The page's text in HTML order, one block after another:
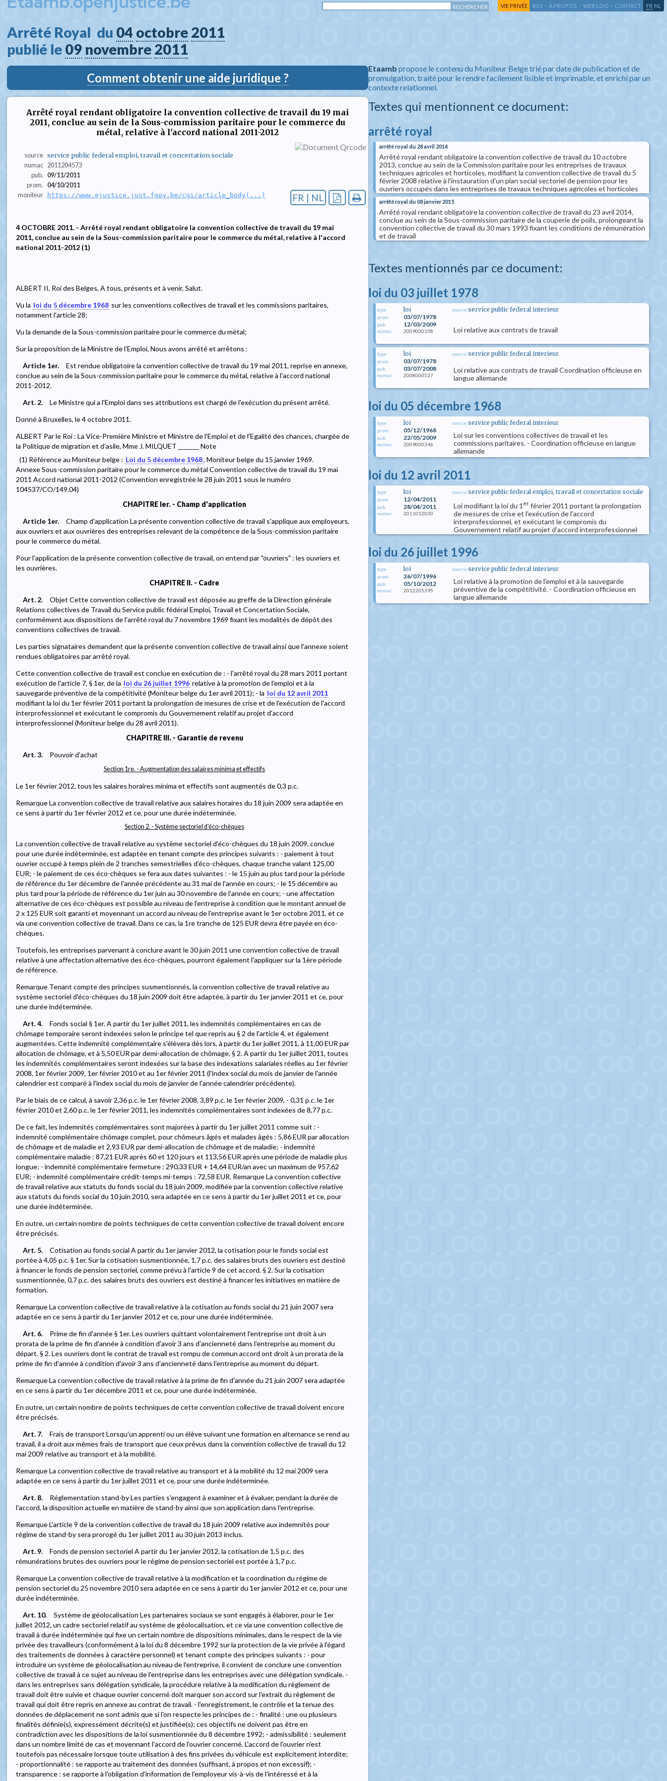
VIE PRIVÉE RSS - A PROPOS - WEB LOG - CONTACT FR NL
Arrêté Royal  du 04 octobre 2011
publié le 09 novembre 2011
Comment obtenir une aide juridique ?
Arrêté royal rendant obligatoire la convention collective de travail du 19 mai
2011, conclue au sein de la Sous-commission paritaire pour le commerce du
métal, relative à l'accord national 2011-2012
source service public federal emploi, travail et concertation sociale
numac 2011204573
pub.
09/11/2011
prom.
04/10/2011
moniteur
https://www.ejustice.just.fgov.be/cgi/article_body(...) FR | NL
4 OCTOBRE 2011. - Arrêté royal rendant obligatoire la convention collective de travail du 19 mai
2011, conclue au sein de la Sous-commission paritaire pour le commerce du métal, relative à l'accord
national 2011-2012 (1)
ALBERT II, Roi des Belges, A tous, présents et à venir, Salut.
Vu la loi du 5 décembre 1968 sur les conventions collectives de travail et les commissions paritaires,
notamment l'article 28;
Vu la demande de la Sous-commission paritaire pour le commerce du métal;
Sur la proposition de la Ministre de l'Emploi, Nous avons arrêté et arrêtons :
Article 1er.
Est rendue obligatoire la convention collective de travail du 19 mai 2011, reprise en annexe,
conclue au sein de la Sous-commission paritaire pour le commerce du métal, relative à l'accord national
2011-2012.
Art. 2.
Le Ministre qui a l'Emploi dans ses attributions est chargé de l'exécution du présent arrêté.
Donné à Bruxelles, le 4 octobre 2011.
ALBERT Par le Roi : La Vice-Première Ministre et Ministre de l'Emploi et de l'Egalité des chances, chargée de
la Politique de migration et d'asile, Mme J. MILQUET _______ Note
(1) Référence au Moniteur belge : Loi du 5 décembre 1968, Moniteur belge du 15 janvier 1969.
Annexe Sous-commission paritaire pour le commerce du métal Convention collective de travail du 19 mai
2011 Accord national 2011-2012 (Convention enregistrée le 28 juin 2011 sous le numéro
104537/CO/149.04)
CHAPITRE Ier. - Champ d'application
Article 1er.
Champ d'application La présente convention collective de travail s'applique aux employeurs,
aux ouvriers et aux ouvrières des entreprises relevant de la compétence de la Sous-commission paritaire
pour le commerce du métal.
Pour l'application de la présente convention collective de travail, on entend par "ouvriers" : les ouvriers et
les ouvrières.
CHAPITRE II. - Cadre
Art. 2.
Objet Cette convention collective de travail est déposée au greffe de la Direction générale
Relations collectives de Travail du Service public fédéral Emploi, Travail et Concertation Sociale,
conformément aux dispositions de l'arrêté royal du 7 novembre 1969 fixant les modalités de dépôt des
conventions collectives de travail.
Les parties signataires demandent que la présente convention collective de travail ainsi que l'annexe soient
rendues obligatoires par arrêté royal.
Cette convention collective de travail est conclue en exécution de : - l'arrêté royal du 28 mars 2011 portant
exécution de l'article 7, § 1er, de la loi du 26 juillet 1996 relative à la promotion de l'emploi et à la
sauvegarde préventive de la compétitivité (Moniteur belge du 1er avril 2011); - la loi du 12 avril 2011
modifiant la loi du 1er février 2011 portant la prolongation de mesures de crise et de l'exécution de l'accord
interprofessionnel et exécutant le compromis du Gouvernement relatif au projet d'accord
interprofessionnel (Moniteur belge du 28 avril 2011).
CHAPITRE III. - Garantie de revenu
Art. 3.
Pouvoir d'achat
Section 1re. - Augmentation des salaires minima et effectifs
Le 1er février 2012, tous les salaires horaires minima et effectifs sont augmentés de 0,3 p.c.
Remarque La convention collective de travail relative aux salaires horaires du 18 juin 2009 sera adaptée en
ce sens à partir du 1er février 2012 et ce, pour une durée indéterminée.
Section 2. - Système sectoriel d'éco-chèques
La convention collective de travail relative au système sectoriel d'éco-chèques du 18 juin 2009, conclue
pour une durée indéterminée, est adaptée en tenant compte des principes suivants : - paiement à tout
ouvrier occupé à temps plein de 2 tranches semestrielles d'éco-chèques, chaque tranche valant 125,00
EUR; - le paiement de ces éco-chèques se fera aux dates suivantes : - le 15 juin au plus tard pour la période
de référence du 1er décembre de l'année précédente au 31 mai de l'année en cours; - le 15 décembre au
plus tard pour la période de référence du 1er juin au 30 novembre de l'année en cours; - une affectation
alternative de ces éco-chèques est possible au niveau de l'entreprise à condition que le montant annuel de
2 x 125 EUR soit garanti et moyennant un accord au niveau de l'entreprise avant le 1er octobre 2011, et ce
via une convention collective de travail. Dans ce cas, la 1re tranche de 125 EUR devra être payée en éco-
chèques.
Toutefois, les entreprises parvenant à conclure avant le 30 juin 2011 une convention collective de travail
relative à une affectation alternative des éco-chèques, pourront également l'appliquer sur la 1ère période
de référence.
Remarque Tenant compte des principes susmentionnés, la convention collective de travail relative au
système sectoriel d'éco-chèques du 18 juin 2009 doit être adaptée, à partir du 1er janvier 2011 et ce, pour
une durée indéterminée.
Art. 4.
Fonds social § 1er. A partir du 1er juillet 2011, les indemnités complémentaires en cas de
chômage temporaire seront indexées selon le principe tel que repris au § 2 de l'article 4, et également
augmentées. Cette indemnité complémentaire s'élèvera dès lors, à partir du 1er juillet 2011, à 11,00 EUR par
allocation de chômage, et à 5,50 EUR par demi-allocation de chômage. § 2. A partir du 1er juillet 2011, toutes
les indemnités complémentaires seront indexées sur la base des indexations salariales réelles au 1er février
2008, 1er février 2009, 1er février 2010 et au 1er février 2011 (l'index social du mois de janvier de l'année
calendrier est comparé à l'index social du mois de janvier de l'année calendrier précédente).
Par le biais de ce calcul, à savoir 2,36 p.c. le 1er février 2008, 3,89 p.c. le 1er février 2009, - 0,31 p.c. le 1er
février 2010 et 2,60 p.c. le 1er février 2011, les indemnités complémentaires sont indexées de 8,77 p.c.
De ce fait, les indemnités complémentaires sont majorées à partir du 1er juillet 2011 comme suit : -
indemnité complémentaire chômage complet, pour chômeurs âgés et malades âgés : 5,86 EUR par allocation
de chômage et de maladie et 2,93 EUR par demi-allocation de chômage et de maladie; - indemnité
complémentaire maladie : 87,21 EUR après 60 et 120 jours et 113,56 EUR après une période de maladie plus
longue; - indemnité complémentaire fermeture : 290,33 EUR + 14,64 EUR/an avec un maximum de 957,62
EUR; - indemnité complémentaire crédit-temps mi-temps : 72,58 EUR. Remarque La convention collective
de travail relative aux statuts du fonds social du 18 juin 2009, modifiée par la convention collective relative
aux statuts du fonds social du 10 juin 2010, sera adaptée en ce sens à partir du 1er juillet 2011 et ce, pour
une durée indéterminée.
En outre, un certain nombre de points techniques de cette convention collective de travail doivent encore
être précisés.
Art. 5.
Cotisation au fonds social A partir du 1er janvier 2012, la cotisation pour le fonds social est
portée à 4,05 p.c. § 1er. Sur la cotisation susmentionnée, 1,7 p.c. des salaires bruts des ouvriers est destiné
à financer le fonds de pension sectoriel, comme prévu à l'article 9 de cet accord. § 2. Sur la cotisation
susmentionnée, 0,7 p.c. des salaires bruts des ouvriers est destiné à financer les initiatives en matière de
formation.
Remarque La convention collective de travail relative à la cotisation au fonds social du 21 juin 2007 sera
adaptée en ce sens à partir du 1er janvier 2012 et ce, pour une durée indéterminée.
Art. 6.
Prime de fin d'année § 1er. Les ouvriers quittant volontairement l'entreprise ont droit à un
prorata de la prime de fin d'année à condition d'avoir 3 ans d'ancienneté dans l'entreprise au moment du
départ. § 2. Les ouvriers dont le contrat de travail est rompu de commun accord ont droit à un prorata de la
prime de fin d'année à condition d'avoir 3 ans d'ancienneté dans l'entreprise au moment du départ.
Remarque La convention collective de travail relative à la prime de fin d'année du 21 juin 2007 sera adaptée
en ce sens à partir du 1er décembre 2011 et ce, pour une durée indéterminée.
En outre, un certain nombre de points techniques de cette convention collective de travail doivent encore
être précisés.
Art. 7.
Frais de transport Lorsqu'un apprenti ou un élève suivant une formation en alternance se rend au
travail, il a droit aux mêmes frais de transport que ceux prévus dans la convention collective de travail du 12
mai 2009 relative au transport et à la mobilité.
Remarque La convention collective de travail relative au transport et à la mobilité du 12 mai 2009 sera
adaptée en ce sens à partir du 1er juillet 2011 et ce, pour une durée indéterminée.
Art. 8.
Réglementation stand-by Les parties s'engagent à examiner et à évaluer, pendant la durée de
l'accord, la disposition actuelle en matière de stand-by ainsi que son application dans l'entreprise.
Remarque L'article 9 de la convention collective de travail du 18 juin 2009 relative aux indemnités pour
régime de stand-by sera prorogé du 1er juillet 2011 au 30 juin 2013 inclus.
Art. 9.
Fonds de pension sectoriel A partir du 1er janvier 2012, la cotisation de 1,5 p.c. des
rémunérations brutes des ouvriers pour le régime de pension sectoriel est portée à 1,7 p.c.
Remarque La convention collective de travail relative à la modification et la coordination du régime de
pension sectoriel du 25 novembre 2010 sera adaptée en ce sens à partir du 1er janvier 2012 et ce, pour une
durée indéterminée.
Art. 10.
Système de géolocalisation Les partenaires sociaux se sont engagés à élaborer, pour le 1er
juillet 2012, un cadre sectoriel relatif au système de géolocalisation, et ce via une convention collective de
travail à durée indéterminée qui fixe un certain nombre de dispositions minimales, dans le respect de la vie
privée des travailleurs (conformément à la loi du 8 décembre 1992 sur la protection de la vie privée à l'égard
des traitements de données à caractère personnel) et tenant compte des principes suivants : - pour
introduire un système de géolocalisation au niveau de l'entreprise, il convient de conclure une convention
collective de travail à ce sujet au niveau de l'entreprise dans les entreprises avec une délégation syndicale. -
dans les entreprises sans délégation syndicale, la procédure relative à la modification du règlement de
travail doit être suivie et chaque ouvrier concerné doit marquer son accord sur l'extrait du règlement de
travail qui doit être repris en annexe au contrat de travail. - l'enregistrement, le contrôle et la tenue des
données de déplacement ne sont admis que si l'on respecte les principes de : - finalité : une ou plusieurs
finalités définie(s), expressément décrite(s) et justifiée(s); ces objectifs ne doivent pas être en
contradiction avec les dispositions de la loi susmentionnée du 8 décembre 1992; - admissibilité : seulement
dans un nombre limité de cas et moyennant l'accord de l'ouvrier concerné. L'accord de l'ouvrier n'est
toutefois pas nécessaire lorsque toute utilisation à des fins privées du véhicule est explicitement interdite;
- proportionnalité : se rapporte au traitement des données (suffisant, à propos et non excessif); -
transparence : se rapporte à l'obligation d'information de l'employeur vis-à-vis de l'intéressé et à la
Etaamb propose le contenu du Moniteur Belge trié par date de publication et de
promulgation, traité pour le rendre facilement lisible et imprimable, et enrichi par un
contexte relationnel.
Textes qui mentionnent ce document:
arrêté royal
arrêté royal du 28 avril 2014
Arrêté royal rendant obligatoire la convention collective de travail du 10 octobre
2013, conclue au sein de la Commission paritaire pour les entreprises de travaux
techniques agricoles et horticoles, modifiant la convention collective de travail du 5
février 2008 relative à l'instauration d'un plan social sectoriel de pension pour les
ouvriers occupés dans les entreprises de travaux techniques agricoles et horticoles
arrêté royal du 08 janvier 2015
Arrêté royal rendant obligatoire la convention collective de travail du 23 avril 2014,
conclue au sein de la Sous-commission paritaire de la couperie de poils, prolongeant la
convention collective de travail du 30 mars 1993 fixant les conditions de rémunération
et de travail
Textes mentionnés par ce document:
loi du 03 juillet 1978
type loi
prom. 03/07/1978
pub. 12/03/2009
numac 2009000158
source service public federal interieur
Loi relative aux contrats de travail
type loi
prom. 03/07/1978
pub. 03/07/2008
numac 2008000527
source service public federal interieur
Loi relative aux contrats de travail Coordination officieuse en
langue allemande
loi du 05 décembre 1968
type loi
prom. 05/12/1968
pub. 22/05/2009
numac 2009000346
source service public federal interieur
Loi sur les conventions collectives de travail et les
commissions paritaires. - Coordination officieuse en langue
allemande
loi du 12 avril 2011
type loi
prom. 12/04/2011
pub. 28/04/2011
numac 2011012030
source service public federal emploi, travail et concertation sociale
Loi modifiant la loi du 1 er février 2011 portant la prolongation
de mesures de crise et l'exécution de l'accord
interprofessionnel, et exécutant le compromis du
Gouvernement relatif au projet d'accord interprofessionnel
loi du 26 juillet 1996
type loi
prom. 26/07/1996
pub. 05/10/2012
numac 2012205395
source service public federal interieur
Loi relative à la promotion de l'emploi et à la sauvegarde
préventive de la compétitivité. - Coordination officieuse en
langue allemande